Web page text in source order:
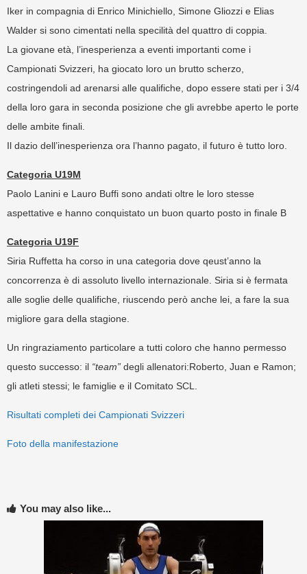
Iker in compagnia di Enrico Minichiello, Simone Gliozzi e Elias
Walder si sono cimentati nella specilità del quattro di coppia.
La giovane età, l’inesperienza a eventi importanti come i
Campionati Svizzeri, ha giocato loro un brutto scherzo,
costringendoli ad arenarsi alle qualifiche, dopo essere stati per i 3/4
della loro gara in seconda posizione che gli avrebbe aperto le porte
delle ambite finali.
Il dazio dell’inesperienza ora l’hanno pagato, il futuro è tutto loro.
Categoria U19M
Paolo Lanini e Lauro Buffi sono andati oltre le loro stesse
aspettative e hanno conquistato un buon quarto posto in finale B
Categoria U19F
Siria Ruffetta ha corso in una categoria dove qeust’anno la
concorrenza è di assoluto livello internazionale. Siria si è fermata
alle soglie delle qualifiche, riuscendo però anche lei, a fare la sua
migliore gara della stagione.
Un ringraziamento particolare a tutti coloro che hanno permesso
questo successo: il “team” degli allenatori:Roberto, Juan e Ramon;
gli atleti stessi; le famiglie e il Comitato SCL.
Risultati completi dei Campionati Svizzeri
Foto della manifestazione
You may also like...